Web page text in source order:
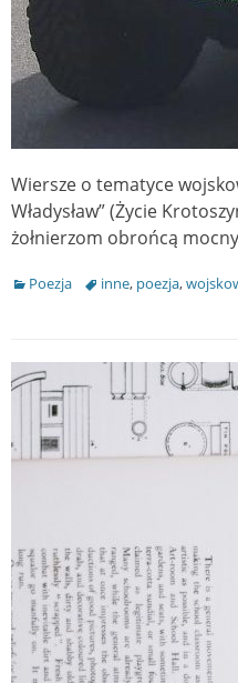
Wiersze o tematyce
Władysław” (Życie
żołnierzom obrońcą
Categories
Poezja Tagsinne, poezja,